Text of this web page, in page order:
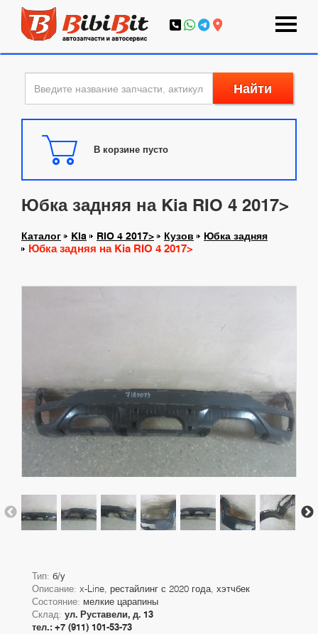
Найти
В корзине пусто
Юбка задняя на Kia RIO 4 2017>
Каталог Kia RIO 4 2017> Кузов Юбка задняя
Юбка задняя на Kia RIO 4 2017>
Тип: б/у
Описание: x-Line, рестайлинг с 2020 года, хэтчбек
Состояние: мелкие царапины
Склад: ул. Руставели, д. 13
тел.: +7 (911) 101-53-73